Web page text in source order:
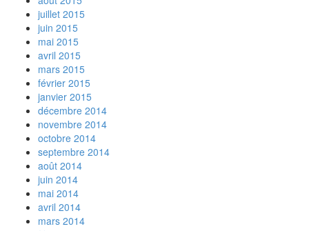
juillet 2015
juin 2015
mai 2015
avril 2015
mars 2015
février 2015
janvier 2015
décembre 2014
novembre 2014
octobre 2014
septembre 2014
août 2014
juin 2014
mai 2014
avril 2014
mars 2014